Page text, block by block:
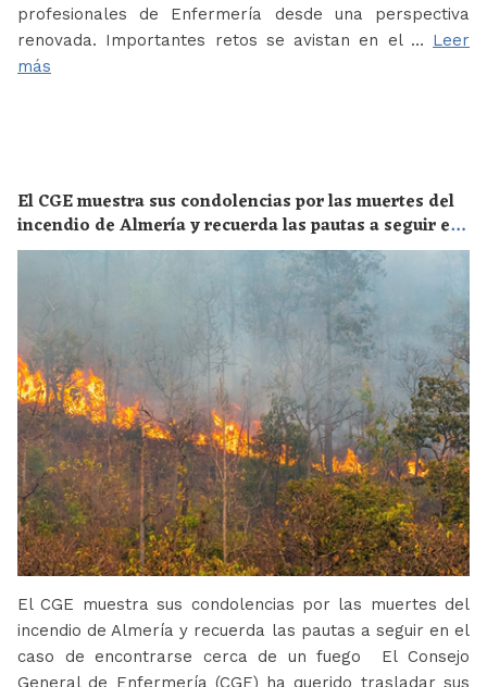
profesionales de Enfermería desde una perspectiva
renovada. Importantes retos se avistan en el … Leer
más
El CGE muestra sus condolencias por las muertes del
incendio de Almería y recuerda las pautas a seguir en
el caso de encontrarse cerca de un fuego
El CGE muestra sus condolencias por las muertes del
incendio de Almería y recuerda las pautas a seguir en el
caso de encontrarse cerca de un fuego El Consejo
General de Enfermería (CGE) ha querido trasladar sus